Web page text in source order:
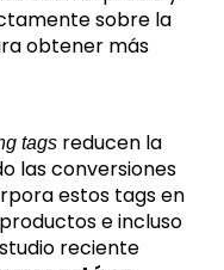
sobre la
obtener más
tags reducen la
las conversiones
estos tags en
e incluso
reciente